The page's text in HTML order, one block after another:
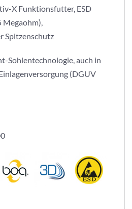
X Funktionsfutter, ESD
Spitzenschutz
Sohlentechnologie, auch in
(DGUV